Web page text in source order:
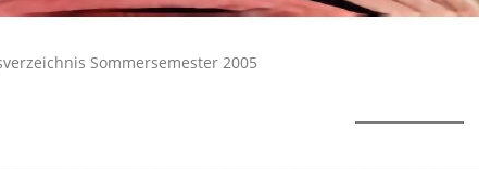
Sommersemester 2005